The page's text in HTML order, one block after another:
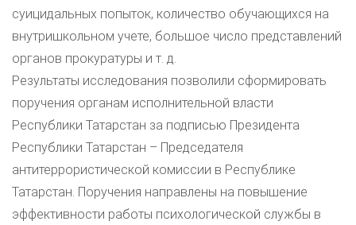
суицидальных попыток, количество обучающихся на
внутришкольном учете, большое число представлений
органов прокуратуры и т. д.
Результаты исследования позволили сформировать
поручения органам исполнительной власти
Республики Татарстан за подписью Президента
Республики Татарстан – Председателя
антитеррористической комиссии в Республике
Татарстан. Поручения направлены на повышение
эффективности работы психологической службы в